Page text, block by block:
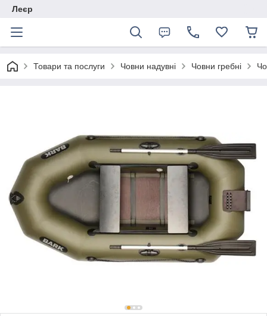
Леєр
Товари та послуги Човни надувні Човни гребні